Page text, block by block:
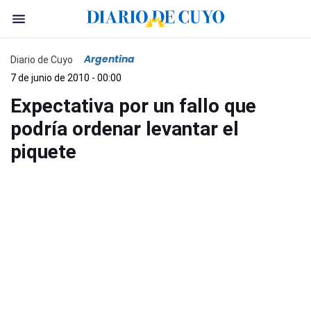
Diario de Cuyo Argentina
7 de junio de 2010 - 00:00
Expectativa por un fallo que
podría ordenar levantar el
piquete